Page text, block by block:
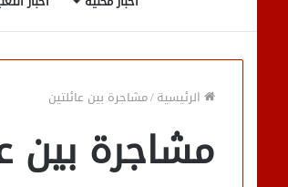
الرئيسية/مشاجرة بين عائلتين
مشاجرة بين